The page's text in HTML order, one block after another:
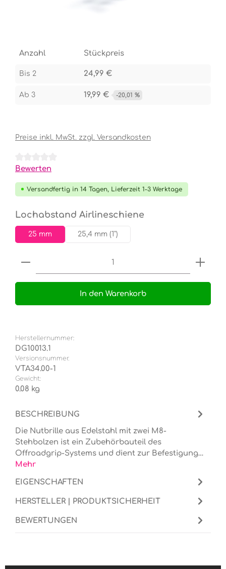
Anzahl Stückpreis
Bis 2 24,99 €
Ab 3 19,99 € -20,01 %
Preise inkl. MwSt. zzgl. Versandkosten
Durchschnittliche Bewertung von 0 von 5 Sternen
Bewerten
Versandfertig in 14 Tagen, Lieferzeit 1-3 Werktage
Lochabstand Airlineschiene
25 mm 25,4 mm (1")
Produkt Anzahl: Gib den gewünschten
In den Warenkorb
Herstellernummer:
DG10013.1
Versionsnummer.
VTA34.00-1
Gewicht:
0.08 kg
BESCHREIBUNG
Die Nutbrille aus Edelstahl mit zwei M8-
Stehbolzen ist ein Zubehörbauteil des
Offroadgrip-Systems und dient zur Befestigung…
Mehr
EIGENSCHAFTEN
HERSTELLER | PRODUKTSICHERHEIT
BEWERTUNGEN